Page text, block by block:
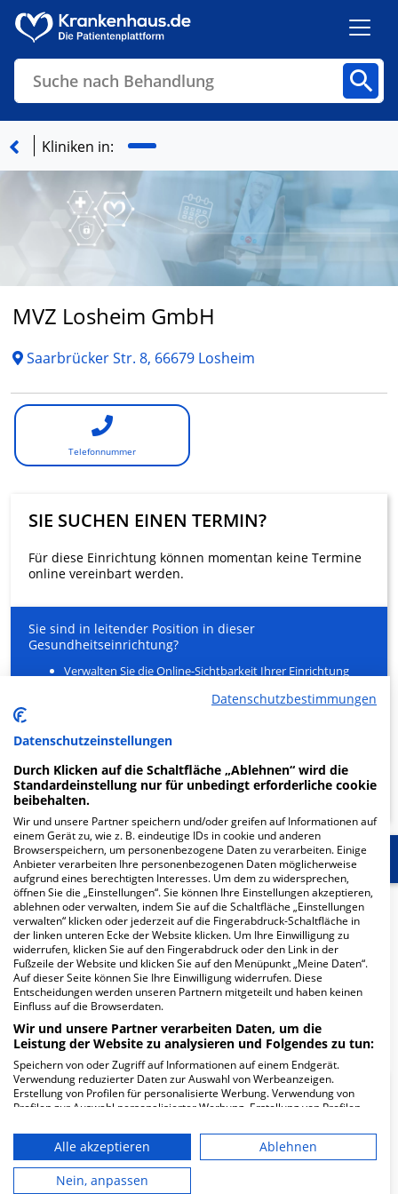
Suche nach Behandlung
Finden
Kliniken in:
MVZ Losheim GmbH
Saarbrücker Str. 8, 66679 Losheim
Telefonnummer
SIE SUCHEN EINEN TERMIN?
Für diese Einrichtung können momentan keine Termine
online vereinbart werden.
Sie sind in leitender Position in dieser
Gesundheitseinrichtung?
Verwalten Sie die Online-Sichtbarkeit Ihrer Einrichtung
MEHR ERFAHREN
Start Für die Klinik Mehr Informationen
Herzlich Willkommen
MVZ Losheim GmbH in der Saarbrücker Str. 8 ist ein
medizinisches Versorgungszentrum in Losheim.
Mehr Informationen
FAQ
Hier ﬁnden Sie häuﬁg gestellte Fragen zu dieser Klinik.
Datenschutzbestimmungen
Datenschutzeinstellungen
Durch Klicken auf die Schaltfläche „Ablehnen“ wird die
Standardeinstellung nur für unbedingt erforderliche cookie
beibehalten.
Wir und unsere Partner speichern und/oder greifen auf Informationen auf
einem Gerät zu, wie z. B. eindeutige IDs in cookie und anderen
Browserspeichern, um personenbezogene Daten zu verarbeiten. Einige
Anbieter verarbeiten Ihre personenbezogenen Daten möglicherweise
aufgrund eines berechtigten Interesses. Um dem zu widersprechen,
öffnen Sie die „Einstellungen“. Sie können Ihre Einstellungen akzeptieren,
ablehnen oder verwalten, indem Sie auf die Schaltfläche „Einstellungen
verwalten“ klicken oder jederzeit auf die Fingerabdruck-Schaltfläche in
der linken unteren Ecke der Website klicken. Um Ihre Einwilligung zu
widerrufen, klicken Sie auf den Fingerabdruck oder den Link in der
Fußzeile der Website und klicken Sie auf den Menüpunkt „Meine Daten“.
Auf dieser Seite können Sie Ihre Einwilligung widerrufen. Diese
Entscheidungen werden unseren Partnern mitgeteilt und haben keinen
Einfluss auf die Browserdaten.
Wir und unsere Partner verarbeiten Daten, um die
Leistung der Website zu analysieren und Folgendes zu tun:
Speichern von oder Zugriff auf Informationen auf einem Endgerät.
Verwendung reduzierter Daten zur Auswahl von Werbeanzeigen.
Erstellung von Profilen für personalisierte Werbung. Verwendung von
Profilen zur Auswahl personalisierter Werbung. Erstellung von Profilen
personalisierter Inhalte. Messung der Werbeleistung. Messung der
Performance von Inhalten. Analyse von Zielgruppen durch Statistiken
oder Kombinationen von Daten aus verschiedenen Quellen. Entwicklung
und Verbesserung der Angebote. Verwendung reduzierter Daten zur
Alle akzeptieren
Ablehnen
Nein, anpassen